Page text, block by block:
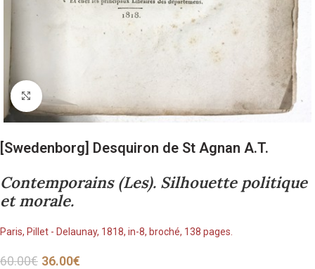
Cliquez pour agrandir
[Swedenborg] Desquiron de St Agnan A.T.
Contemporains (Les). Silhouette politique
et morale.
Paris, Pillet - Delaunay, 1818, in-8, broché, 138 pages.
60.00€ 36.00€